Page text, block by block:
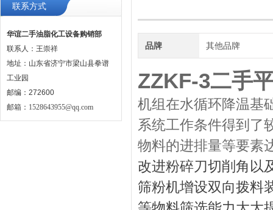
联系方式
华谊二手油脂化工设备购销部
联系人：王崇祥
地址：山东省济宁市梁山县拳谱
工业园
邮编：272600
邮箱： 1528643955@qq.com
品牌 其他品牌
ZZKF-3二手
机组在水循环降温基
系统工作条件得到了
物料的进排量等要素
改进粉碎刀切削角以
筛粉机增设双向拨料